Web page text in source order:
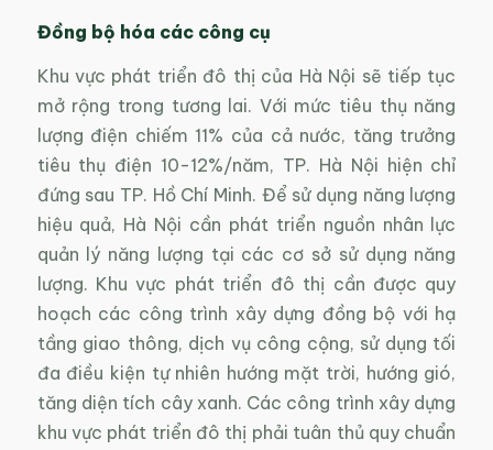
Đồng bộ hóa các công cụ
Khu vực phát triển đô thị của Hà Nội sẽ tiếp tục
mở rộng trong tương lai. Với mức tiêu thụ năng
lượng điện chiếm 11% của cả nước, tăng trưởng
tiêu thụ điện 10-12%/năm, TP. Hà Nội hiện chỉ
đứng sau TP. Hồ Chí Minh. Để sử dụng năng lượng
hiệu quả, Hà Nội cần phát triển nguồn nhân lực
quản lý năng lượng tại các cơ sở sử dụng năng
lượng. Khu vực phát triển đô thị cần được quy
hoạch các công trình xây dựng đồng bộ với hạ
tầng giao thông, dịch vụ công cộng, sử dụng tối
đa điều kiện tự nhiên hướng mặt trời, hướng gió,
tăng diện tích cây xanh. Các công trình xây dựng
khu vực phát triển đô thị phải tuân thủ quy chuẩn